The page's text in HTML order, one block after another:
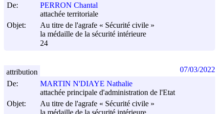
De:
PERRON Chantal
attachée territoriale
Objet:
Au titre de l'agrafe « Sécurité civile »
la médaille de la sécurité intérieure
24
De:
MARTIN N'DIAYE Nathalie
attachée principale d'administration de l'Etat
Objet:
Au titre de l'agrafe « Sécurité civile »
attribution 07/03/2022